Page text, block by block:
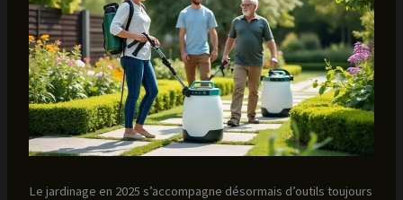
Le jardinage en 2025 s’accompagne désormais d’outils toujours